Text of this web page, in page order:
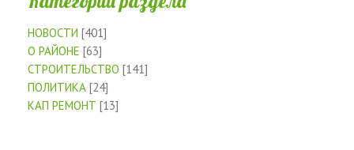
НОВОСТИ [401]
О РАЙОНЕ [63]
СТРОИТЕЛЬСТВО [141]
ПОЛИТИКА [24]
КАП РЕМОНТ [13]